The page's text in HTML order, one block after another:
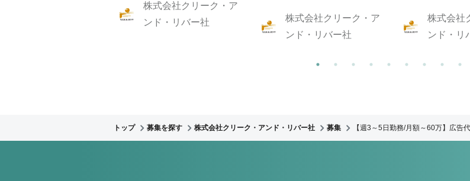
株式会社クリーク・ア
ンド・リバー社
株式会社クリーク・ア
ンド・リバー社
株式会社
ンド・リ
トップ 募集を探す 株式会社クリーク・アンド・リバー社 募集 【週3～5日勤務/月額～60万】広告